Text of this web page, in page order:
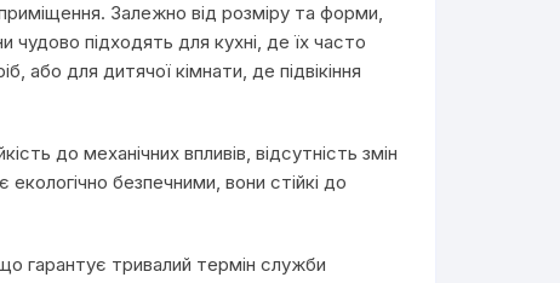
Залежно від розміру та форми,
чудово підходять для кухні, де їх часто
для дитячої кімнати, де підвікіння
до механічних впливів, відсутність змін
безпечними, вони стійкі до
гарантує тривалий термін служби